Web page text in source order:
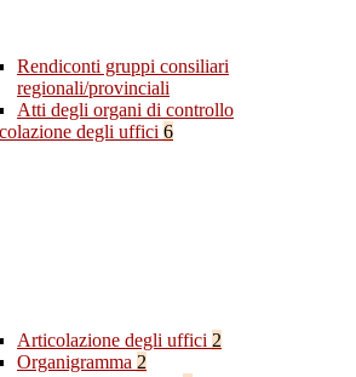
Rendiconti gruppi consiliari
regionali/provinciali
Atti degli organi di controllo
degli uffici 6
Articolazione degli uffici 2
Organigramma 2